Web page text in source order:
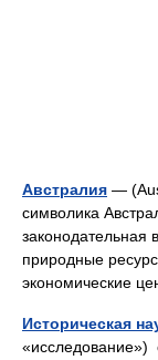
Австралия —
символика
законодательная
природные
экономические
Историческая
«исследование»)